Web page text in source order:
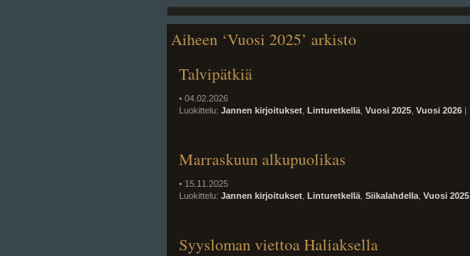
Aiheen ‘Vuosi 2025’ arkisto
Talvipätkiä
• 04.02.2026
Luokittelu: Jannen kirjoitukset Linturetkellä Vuosi 2025 Vuosi 2026 |
Marraskuun alkupuolikas
• 15.11.2025
Luokittelu: Jannen kirjoitukset Linturetkellä Siikalahdella Vuosi 2025
Syysloman viettoa Haliaksella